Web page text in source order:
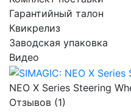
Гарантийный талон
Квикрелиз
Заводская упаковка
Видео
NEO X Series Steering
Отзывов (1)